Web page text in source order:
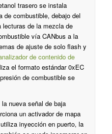
trasero se instala
de combustible, debajo del
lecturas de la mezcla de
vía CANbus a la
de ajuste de solo flash y
de contenido de
el formato estándar 0xEC
de combustible se
nueva señal de baja
un activador de mapa
inyección en puerto, la